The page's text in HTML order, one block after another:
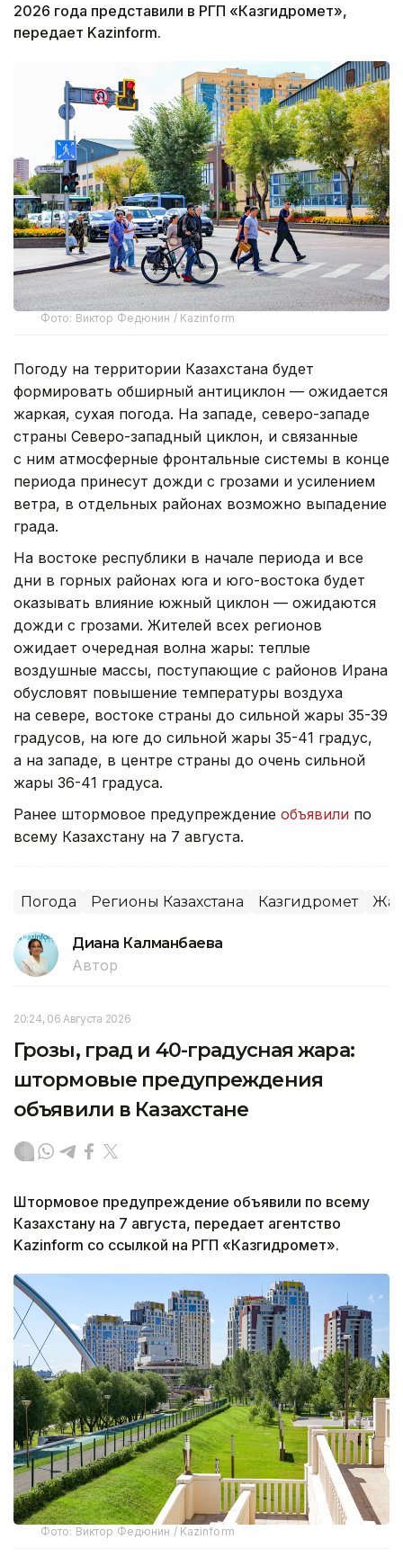
2026 года представили в РГП «Казгидромет»,
передает Kazinform.
Фото: Виктор Федюнин / Kazinform
Погоду на территории Казахстана будет
формировать обширный антициклон — ожидается
жаркая, сухая погода. На западе, северо-западе
страны Северо-западный циклон, и связанные
с ним атмосферные фронтальные системы в конце
периода принесут дожди с грозами и усилением
ветра, в отдельных районах возможно выпадение
града.
На востоке республики в начале периода и все
дни в горных районах юга и юго-востока будет
оказывать влияние южный циклон — ожидаются
дожди с грозами. Жителей всех регионов
ожидает очередная волна жары: теплые
воздушные массы, поступающие с районов Ирана
обусловят повышение температуры воздуха
на севере, востоке страны до сильной жары 35-39
градусов, на юге до сильной жары 35-41 градус,
а на западе, в центре страны до очень сильной
жары 36-41 градуса.
Ранее штормовое предупреждение объявили по
всему Казахстану на 7 августа.
Погода Регионы Казахстана Казгидромет
Диана Калманбаева
Автор
20:24, 06 Августа 2026
Грозы, град и 40-градусная жара:
штормовые предупреждения
объявили в Казахстане
Штормовое предупреждение объявили по всему
Казахстану на 7 августа, передает агентство
Kazinform со ссылкой на РГП «Казгидромет».
Фото: Виктор Федюнин / Kazinform